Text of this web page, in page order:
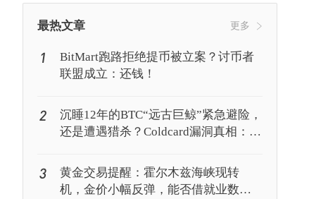
最热文章 更多
1
BitMart跑路拒绝提币被立案？讨币者
联盟成立：还钱！
2
沉睡12年的BTC“远古巨鲸”紧急避险，
还是遭遇猎杀？Coldcard漏洞真相：你
3
黄金交易提醒：霍尔木兹海峡现转
机，金价小幅反弹，能否借就业数据